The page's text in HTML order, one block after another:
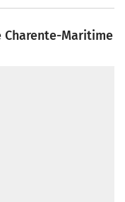
Charente-Maritime